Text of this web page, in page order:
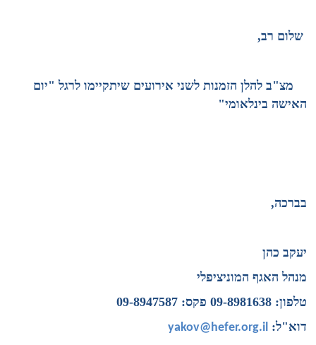
שלום רב,
מצ"ב להלן הזמנות לשני אירועים שיתקיימו לרגל "יום
האישה בינלאומי"
בברכה,
יעקב כהן
מנהל האגף המוניציפלי
טלפון:09-8981638 פקס: 09-8947587
דוא"ל:yakov@hefer.org.il